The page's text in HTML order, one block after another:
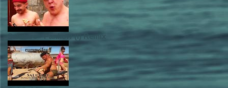
Salutare - Pankow (I) Remix